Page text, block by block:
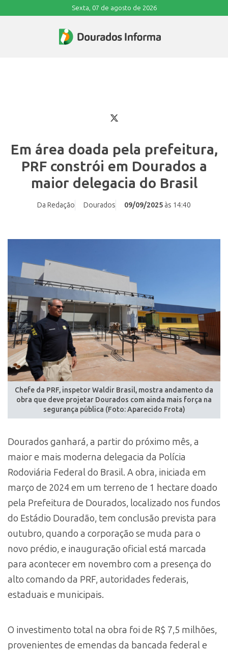
Sexta, 07 de agosto de 2026
Em área doada pela prefeitura,
PRF constrói em Dourados a
maior delegacia do Brasil
Da Redação Dourados 09/09/2025 às 14:40
Chefe da PRF, inspetor Waldir Brasil, mostra andamento da
obra que deve projetar Dourados com ainda mais força na
segurança pública (Foto: Aparecido Frota)
Dourados ganhará, a partir do próximo mês, a
maior e mais moderna delegacia da Polícia
Rodoviária Federal do Brasil. A obra, iniciada em
março de 2024 em um terreno de 1 hectare doado
pela Prefeitura de Dourados, localizado nos fundos
do Estádio Douradão, tem conclusão prevista para
outubro, quando a corporação se muda para o
novo prédio, e inauguração oficial está marcada
para acontecer em novembro com a presença do
alto comando da PRF, autoridades federais,
estaduais e municipais.
O investimento total na obra foi de R$ 7,5 milhões,
provenientes de emendas da bancada federal e